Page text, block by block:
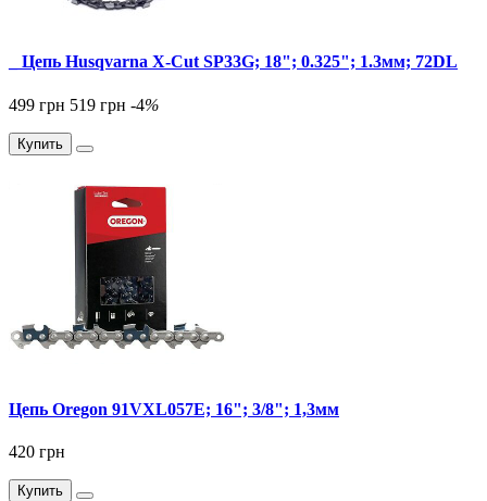
_ Цепь Husqvarna X-Cut SP33G; 18"; 0.325"; 1.3мм; 72DL
499 грн 519 грн -4%
Купить
Цепь Oregon 91VXL057E; 16"; 3/8"; 1,3мм
420 грн
Купить